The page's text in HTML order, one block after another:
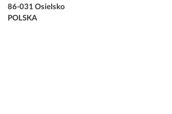
86-031 Osielsko
POLSKA